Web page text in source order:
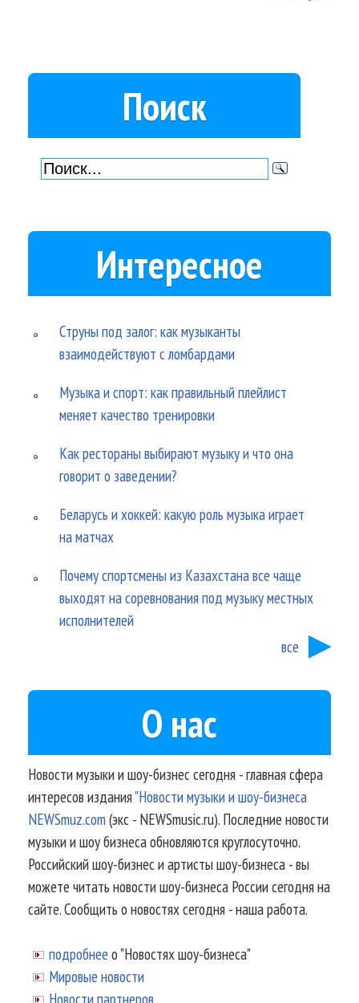
Поиск
Интересное
Струны под залог: как музыканты
взаимодействуют с ломбардами
Музыка и спорт: как правильный плейлист
меняет качество тренировки
Как рестораны выбирают музыку и что она
говорит о заведении?
Беларусь и хоккей: какую роль музыка играет
на матчах
Почему спортсмены из Казахстана все чаще
выходят на соревнования под музыку местных
исполнителей
все
О нас
Новости музыки и шоу-бизнес сегодня - главная сфера
интересов издания"Новости музыки и шоу-бизнеса
NEWSmuz.com(экс - NEWSmusic.ru). Последние новости
музыки и шоу бизнеса обновляются круглосуточно.
Российский шоу-бизнес и артисты шоу-бизнеса - вы
можете читать новости шоу-бизнеса России сегодня на
сайте. Сообщить о новостях сегодня - наша работа.
подробнее о "Новостях шоу-бизнеса"
Мировые новости
Новости партнеров